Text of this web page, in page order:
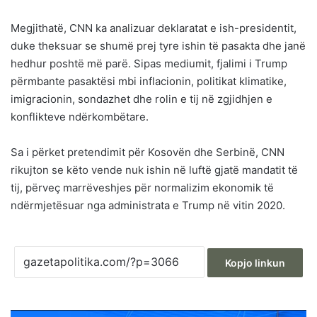
Megjithatë, CNN ka analizuar deklaratat e ish-presidentit,
duke theksuar se shumë prej tyre ishin të pasakta dhe janë
hedhur poshtë më parë. Sipas mediumit, fjalimi i Trump
përmbante pasaktësi mbi inflacionin, politikat klimatike,
imigracionin, sondazhet dhe rolin e tij në zgjidhjen e
konflikteve ndërkombëtare.
Sa i përket pretendimit për Kosovën dhe Serbinë, CNN
rikujton se këto vende nuk ishin në luftë gjatë mandatit të
tij, përveç marrëveshjes për normalizim ekonomik të
ndërmjetësuar nga administrata e Trump në vitin 2020.
Kopjo linkun